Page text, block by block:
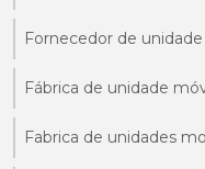
Fornecedor de
Fábrica de unidade
Fabrica de unidades